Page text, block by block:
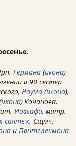
Германа (икона)
и 90 сестер
Наума (икона),
(икона) Кочанова,
Иоасафа, митр.
святых. Сщмч.
и Пантелеимона